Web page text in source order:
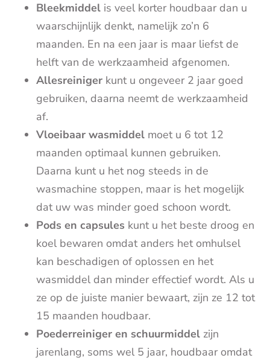
Bleekmiddel is veel korter houdbaar dan u
waarschijnlijk denkt, namelijk zo’n 6
maanden. En na een jaar is maar liefst de
helft van de werkzaamheid afgenomen.
Allesreiniger kunt u ongeveer 2 jaar goed
gebruiken, daarna neemt de werkzaamheid
af.
Vloeibaar wasmiddel moet u 6 tot 12
maanden optimaal kunnen gebruiken.
Daarna kunt u het nog steeds in de
wasmachine stoppen, maar is het mogelijk
dat uw was minder goed schoon wordt.
Pods en capsules kunt u het beste droog en
koel bewaren omdat anders het omhulsel
kan beschadigen of oplossen en het
wasmiddel dan minder effectief wordt. Als u
ze op de juiste manier bewaart, zijn ze 12 tot
15 maanden houdbaar.
Poederreiniger en schuurmiddel zijn
jarenlang, soms wel 5 jaar, houdbaar omdat